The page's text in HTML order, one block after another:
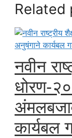
Related
नवीन
धोरण-
कार्यबल